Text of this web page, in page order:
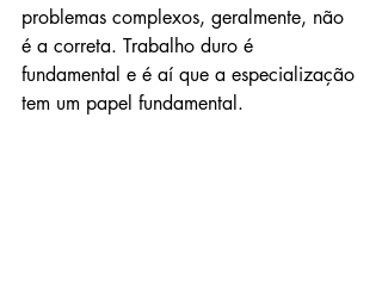
problemas complexos, geralmente, não
é a correta. Trabalho duro é
fundamental e é aí que a especialização
tem um papel fundamental.